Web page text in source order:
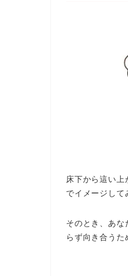
床下から這い
でイメージして
そのとき、あな
らず向き合うた